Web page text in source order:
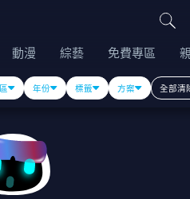
動漫 綜藝 免費專區
年份 標籤 方案 全部清